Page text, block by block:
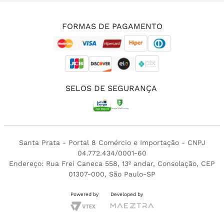
FORMAS DE PAGAMENTO
SELOS DE SEGURANÇA
Santa Prata - Portal 8 Comércio e Importação - CNPJ
04.772.434/0001-60
Endereço: Rua Frei Caneca 558, 13º andar, Consolação, CEP
01307-000, São Paulo-SP
Powered by Developed by